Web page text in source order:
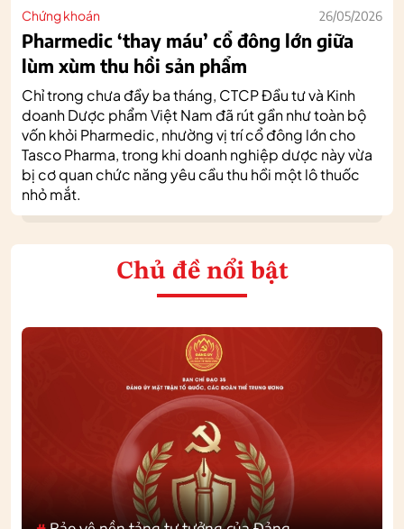
Chứng khoán 26/05/2026
Pharmedic ‘thay máu’ cổ đông lớn giữa
lùm xùm thu hồi sản phẩm
Chỉ trong chưa đầy ba tháng, CTCP Đầu tư và Kinh
doanh Dược phẩm Việt Nam đã rút gần như toàn bộ
vốn khỏi Pharmedic, nhường vị trí cổ đông lớn cho
Tasco Pharma, trong khi doanh nghiệp dược này vừa
bị cơ quan chức năng yêu cầu thu hồi một lô thuốc
nhỏ mắt.
Chủ đề nổi bật